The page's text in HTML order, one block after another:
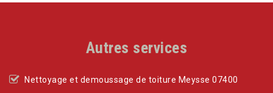
Autres services
Nettoyage et demoussage de toiture Meysse 07400